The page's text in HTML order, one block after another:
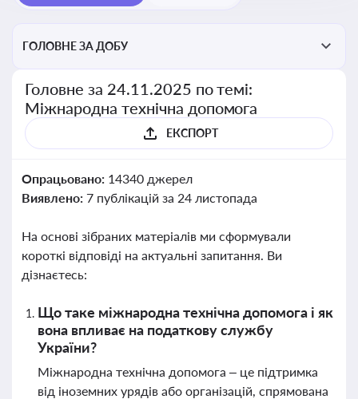
ГОЛОВНЕ ЗА ДОБУ
Головне за 24.11.2025 по темі:
Міжнародна технічна допомога
ЕКСПОРТ
Опрацьовано: 14340 джерел
Виявлено: 7 публікацій за 24 листопада
На основі зібраних матеріалів ми сформували
короткі відповіді на актуальні запитання. Ви
дізнаєтесь:
Що таке міжнародна технічна допомога і як
вона впливає на податкову службу
України?
Міжнародна технічна допомога – це підтримка
від іноземних урядів або організацій, спрямована